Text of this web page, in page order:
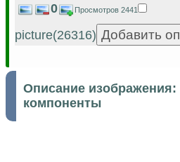
0 Просмотров 2441
picture(26316)
Описание изображения:
компоненты